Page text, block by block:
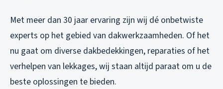
Met meer dan 30 jaar ervaring zijn wij dé onbetwiste
experts op het gebied van dakwerkzaamheden. Of het
nu gaat om diverse dakbedekkingen, reparaties of het
verhelpen van lekkages, wij staan altijd paraat om u de
beste oplossingen te bieden.